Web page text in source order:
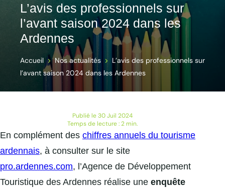
L’avis des professionnels sur
l’avant saison 2024 dans les
Ardennes
Accueil Nos actualités
L’avis des professionnels sur
l’avant saison 2024 dans les Ardennes
Publié le 30 Juil 2024
Temps de lecture : 2 min.
En complément des chiffres annuels du tourisme
ardennais, à consulter sur le site
pro.ardennes.com, l’Agence de Développement
Touristique des Ardennes réalise une enquête